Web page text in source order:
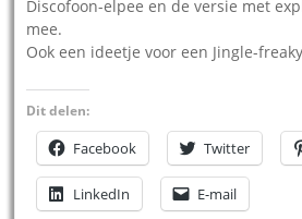
Discofoon-elpee en de versie met
mee.
Ook een ideetje voor een Jingle-
Dit delen:
Facebook Twitter
LinkedIn E-mail